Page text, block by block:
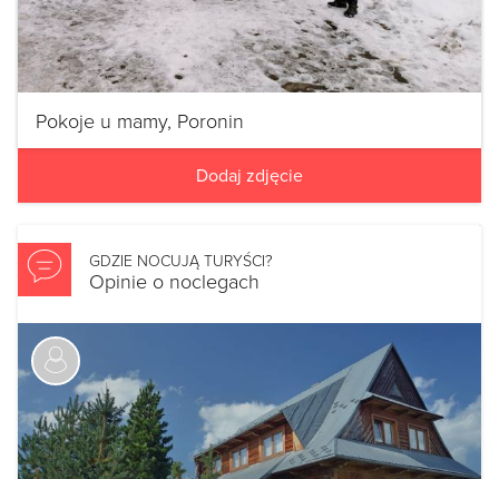
Pokoje u mamy, Poronin
Dodaj zdjęcie
GDZIE NOCUJĄ TURYŚCI?
Opinie o noclegach